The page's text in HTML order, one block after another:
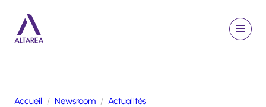
Menu
Rechercher
Accueil Newsroom Actualités